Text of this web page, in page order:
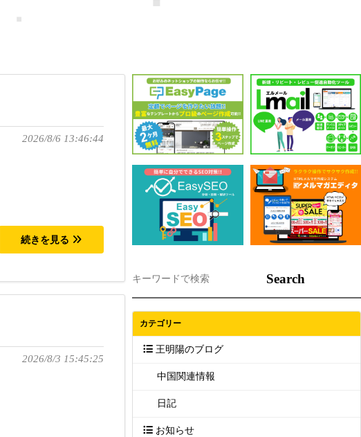
2026/8/6 13:46:44
続きを見る
2026/8/3 15:45:25
Search
カテゴリー
王明陽のブログ
中国関連情報
日記
お知らせ